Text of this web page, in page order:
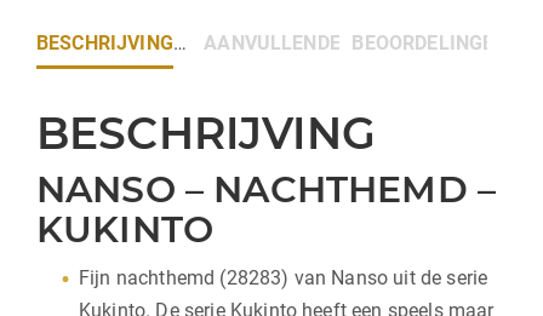
BESCHRIJVING AANVULLENDE INFORMATIE
BEOORDELINGEN (0)
BESCHRIJVING
NANSO – NACHTHEMD –
KUKINTO
Fijn nachthemd (28283) van Nanso uit de serie
Kukinto. De serie Kukinto heeft een speels maar